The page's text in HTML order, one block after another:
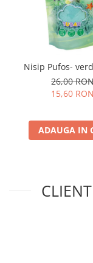
Nisip Pufos-
26,00
15,60 RON
ADAUGA IN